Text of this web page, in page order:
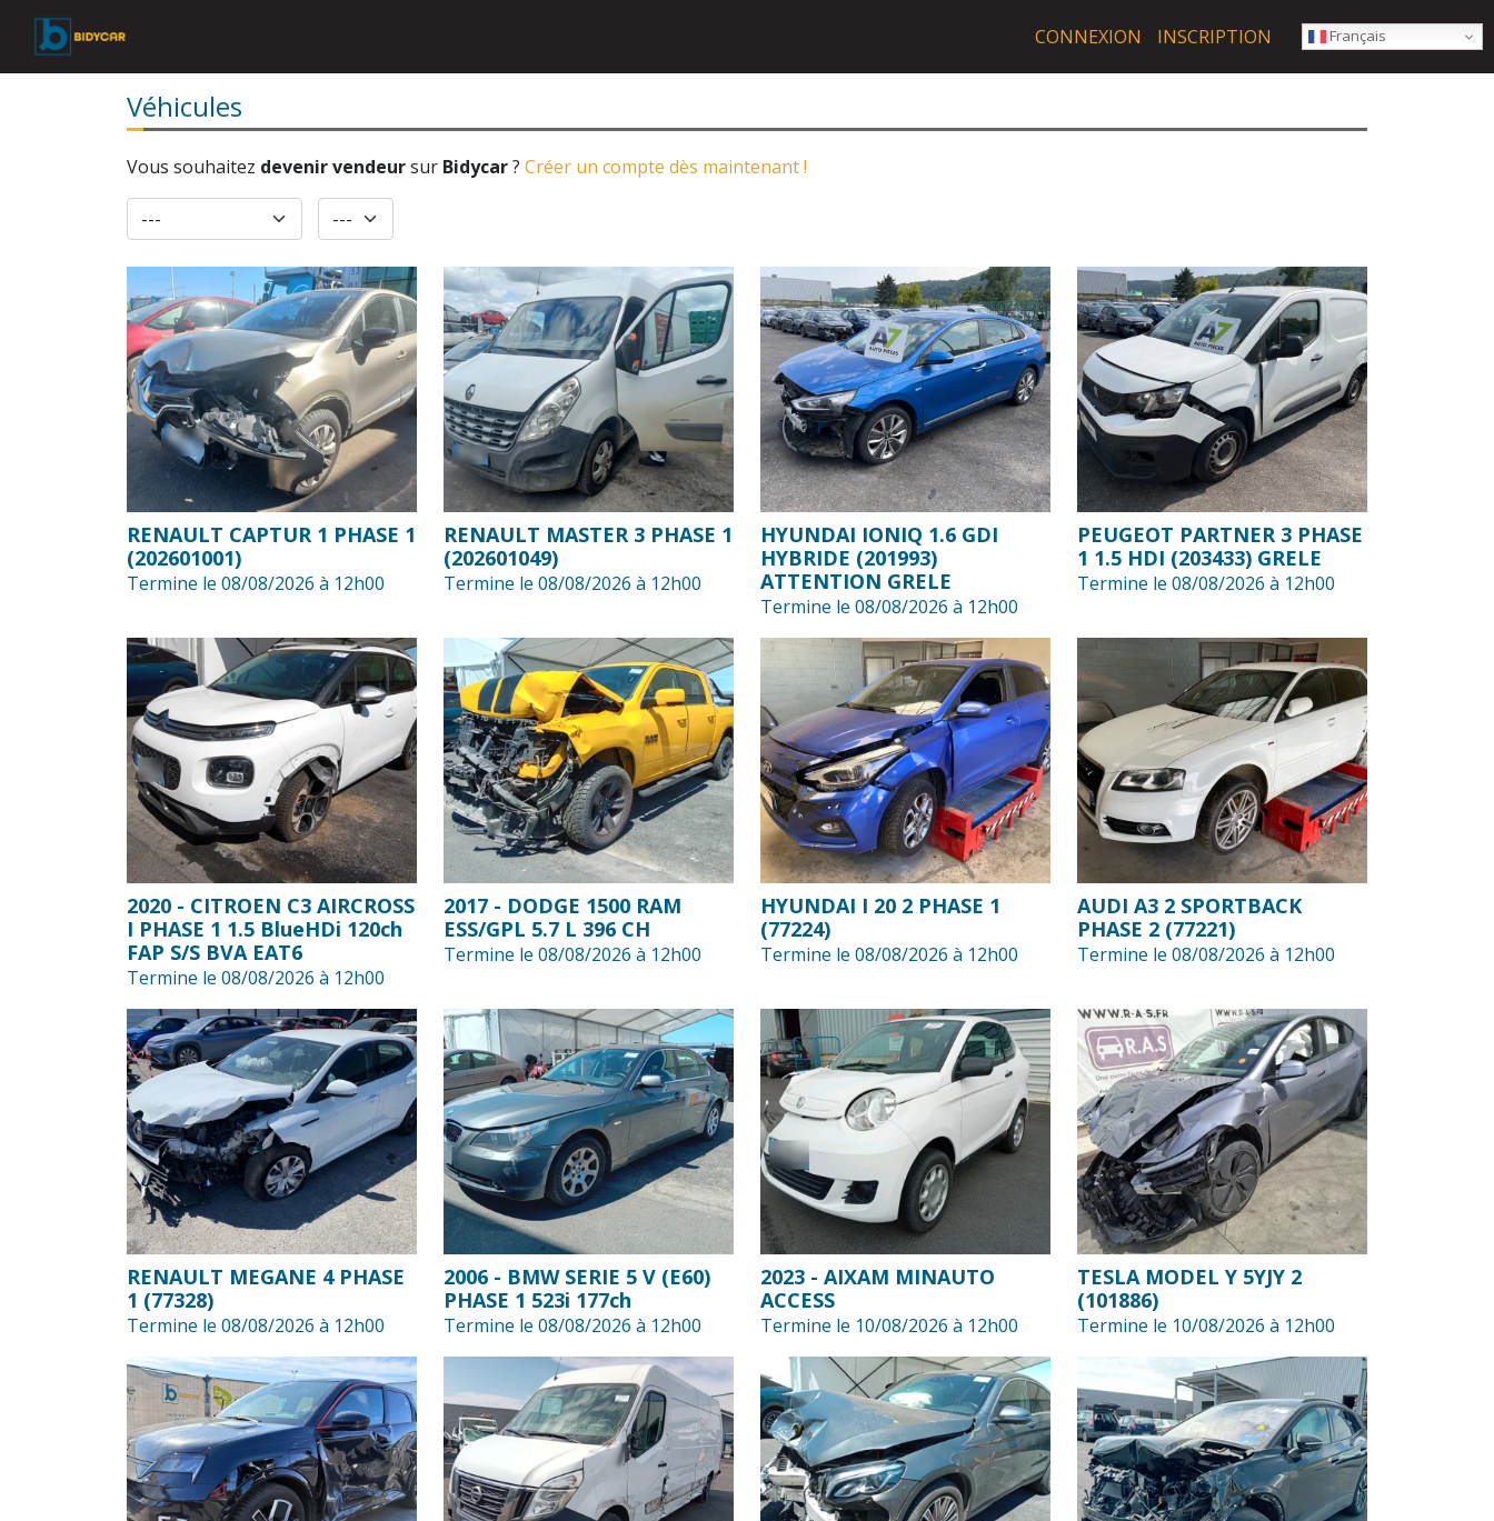
Skip to main content
CONNEXION
INSCRIPTION Français
Véhicules
Vous souhaitez devenir vendeursur Bidycar? Créer un compte dès maintenant !
RENAULT CAPTUR 1 PHASE 1
(202601001)
Termine le 08/08/2026 à 12h00
RENAULT MASTER 3 PHASE 1
(202601049)
Termine le 08/08/2026 à 12h00
HYUNDAI IONIQ 1.6 GDI
HYBRIDE (201993)
ATTENTION GRELE
Termine le 08/08/2026 à 12h00
PEUGEOT PARTNER 3 PHASE
1 1.5 HDI (203433) GRELE
Termine le 08/08/2026 à 12h00
2020 - CITROEN C3 AIRCROSS
I PHASE 1 1.5 BlueHDi 120ch
FAP S/S BVA EAT6
Termine le 08/08/2026 à 12h00
2017 - DODGE 1500 RAM
ESS/GPL 5.7 L 396 CH
Termine le 08/08/2026 à 12h00
HYUNDAI I 20 2 PHASE 1
(77224)
Termine le 08/08/2026 à 12h00
AUDI A3 2 SPORTBACK
PHASE 2 (77221)
Termine le 08/08/2026 à 12h00
RENAULT MEGANE 4 PHASE
1 (77328)
Termine le 08/08/2026 à 12h00
2006 - BMW SERIE 5 V (E60)
PHASE 1 523i 177ch
Termine le 08/08/2026 à 12h00
2023 - AIXAM MINAUTO
ACCESS
Termine le 10/08/2026 à 12h00
TESLA MODEL Y 5YJY 2
(101886)
Termine le 10/08/2026 à 12h00